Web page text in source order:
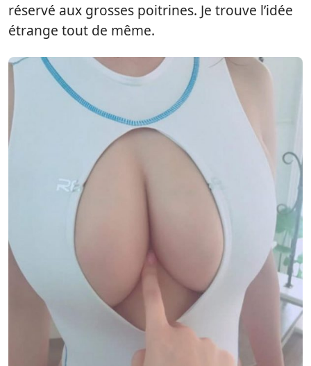
réservé aux grosses poitrines. Je trouve l’idée
étrange tout de même.